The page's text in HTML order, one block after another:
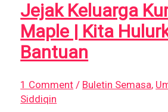
Jejak Keluarga
Maple | Kita
Bantuan
1 Comment / Buletin Semasa,
Siddiqin